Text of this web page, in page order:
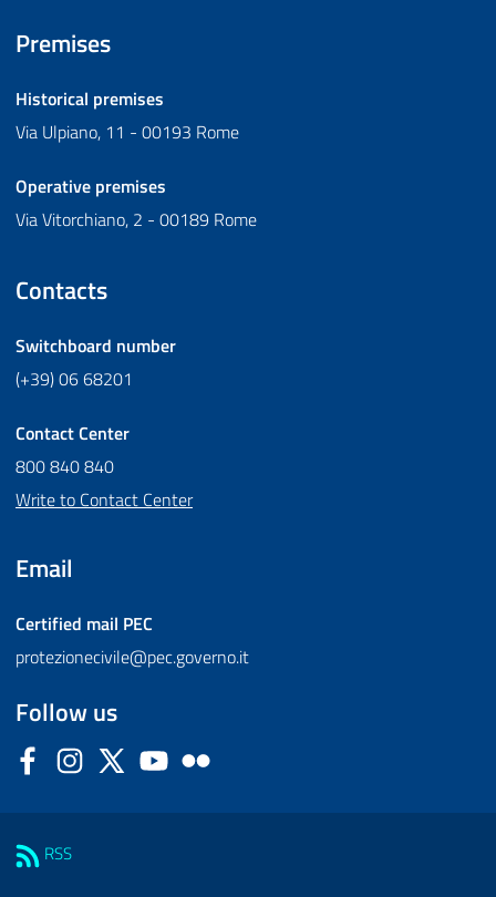
Premises
Historical premises
Via Ulpiano, 11 - 00193 Rome
Operative premises
Via Vitorchiano, 2 - 00189 Rome
Contacts
Switchboard number
(+39) 06 68201
Contact Center
800 840 840
Write to Contact Center
Email
Certified mail PEC
protezionecivile@pec.governo.it
Follow us
FacebookInstagram
Twitter YouTube
RSS